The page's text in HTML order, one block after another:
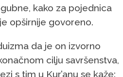
kako za pojednica
opširnije govoreno.
da je on izvorno
cilju savršenstva,
s tim u Kur’anu se kaže: